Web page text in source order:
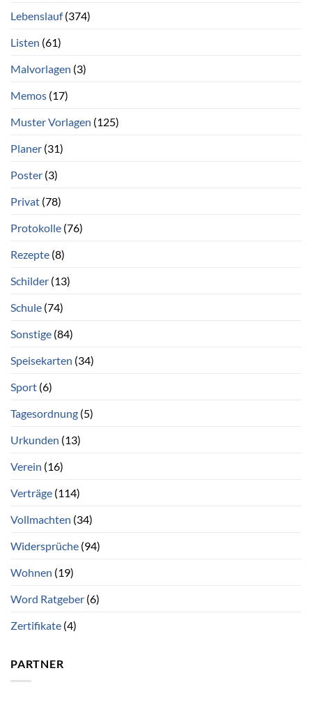
Lebenslauf(374)
Listen (61)
Malvorlagen (3)
Memos (17)
Muster Vorlagen (125)
Planer (31)
Poster (3)
Privat (78)
Protokolle (76)
Rezepte (8)
Schilder (13)
Schule (74)
Sonstige (84)
Speisekarten (34)
Sport (6)
Tagesordnung (5)
Urkunden (13)
Verein (16)
Verträge (114)
Vollmachten (34)
Widersprüche (94)
Wohnen (19)
Word Ratgeber (6)
Zertifikate (4)
PARTNER